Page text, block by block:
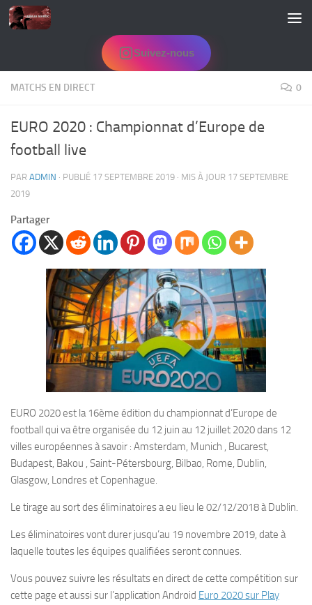
Skip to content
Suivez-nous
MATCHS EN DIRECT 0
EURO 2020 : Championnat d’Europe de
football live
PAR ADMIN · PUBLIÉ 17 SEPTEMBRE 2019 · MIS À JOUR 17 SEPTEMBRE
2019
Partager
EURO 2020 est la 16ème édition du championnat d’Europe de
football qui va être organisée du 12 juin au 12 juillet 2020 dans 12
villes européennes à savoir : Amsterdam, Munich , Bucarest,
Budapest, Bakou , Saint-Pétersbourg, Bilbao, Rome, Dublin,
Glasgow, Londres et Copenhague.
Le tirage au sort des éliminatoires a eu lieu le 02/12/2018 à Dublin.
Les éliminatoires vont durer jusqu’au 19 novembre 2019, date à
laquelle toutes les équipes qualifiées seront connues.
Vous pouvez suivre les résultats en direct de cette compétition sur
cette page et aussi sur l’application Android Euro 2020 sur Play